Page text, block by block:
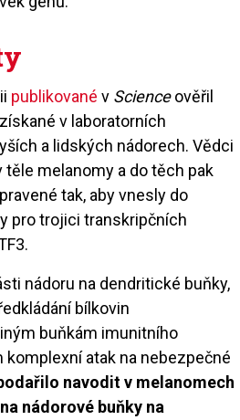
publikované v Scienceověřil
v laboratorních
a lidských nádorech. Vědci
melanomy a do těch pak
tak, aby vnesly do
pro trojici transkripčních
nádoru na dendritické buňky,
bílkovin
buňkám imunitního
atak na nebezpečné
navodit v melanomech
nádorové buňky na